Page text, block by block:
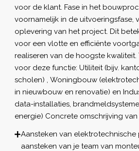
voor de klant. Fase in het
voornamelijk in de uitvoeringsfase,
oplevering van het project. Dit
voor een vlotte en efficiënte
realiseren van de hoogste
voor deze functie: Utiliteit (bijv.
scholen) , Woningbouw
in nieuwbouw en renovatie) en
data-installaties,
energie) Concrete omschrijving
Aansteken van elektrotechnische
aansteken van je team van